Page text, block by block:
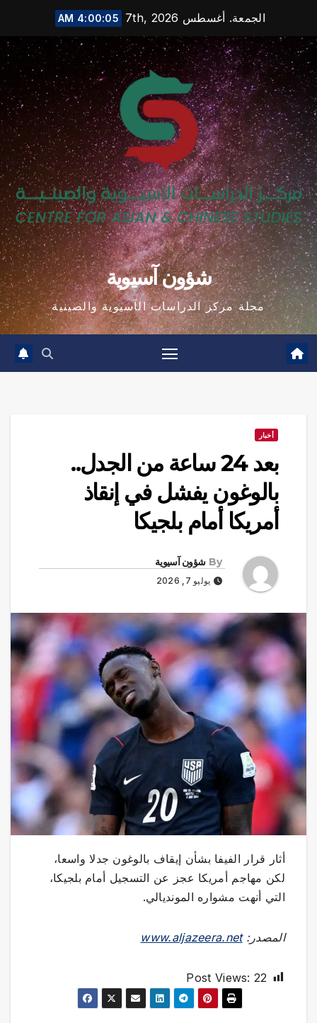
content
الجمعة. أغسطس 7th, 2026 4:00:06 AM
شؤون آسيوية
مجلة مركز الدراسات الآسيوية والصينية
أخبار
بعد 24 ساعة من الجدل..
بالوغون يفشل في إنقاذ
أمريكا أمام بلجيكا
By شؤون آسيوية
يوليو 7, 2026
أثار قرار الفيفا بشأن إيقاف بالوغون جدلا واسعا،
لكن مهاجم أمريكا عجز عن التسجيل أمام بلجيكا،
التي أنهت مشواره المونديالي.
المصدر:www.aljazeera.net
Post Views: 22